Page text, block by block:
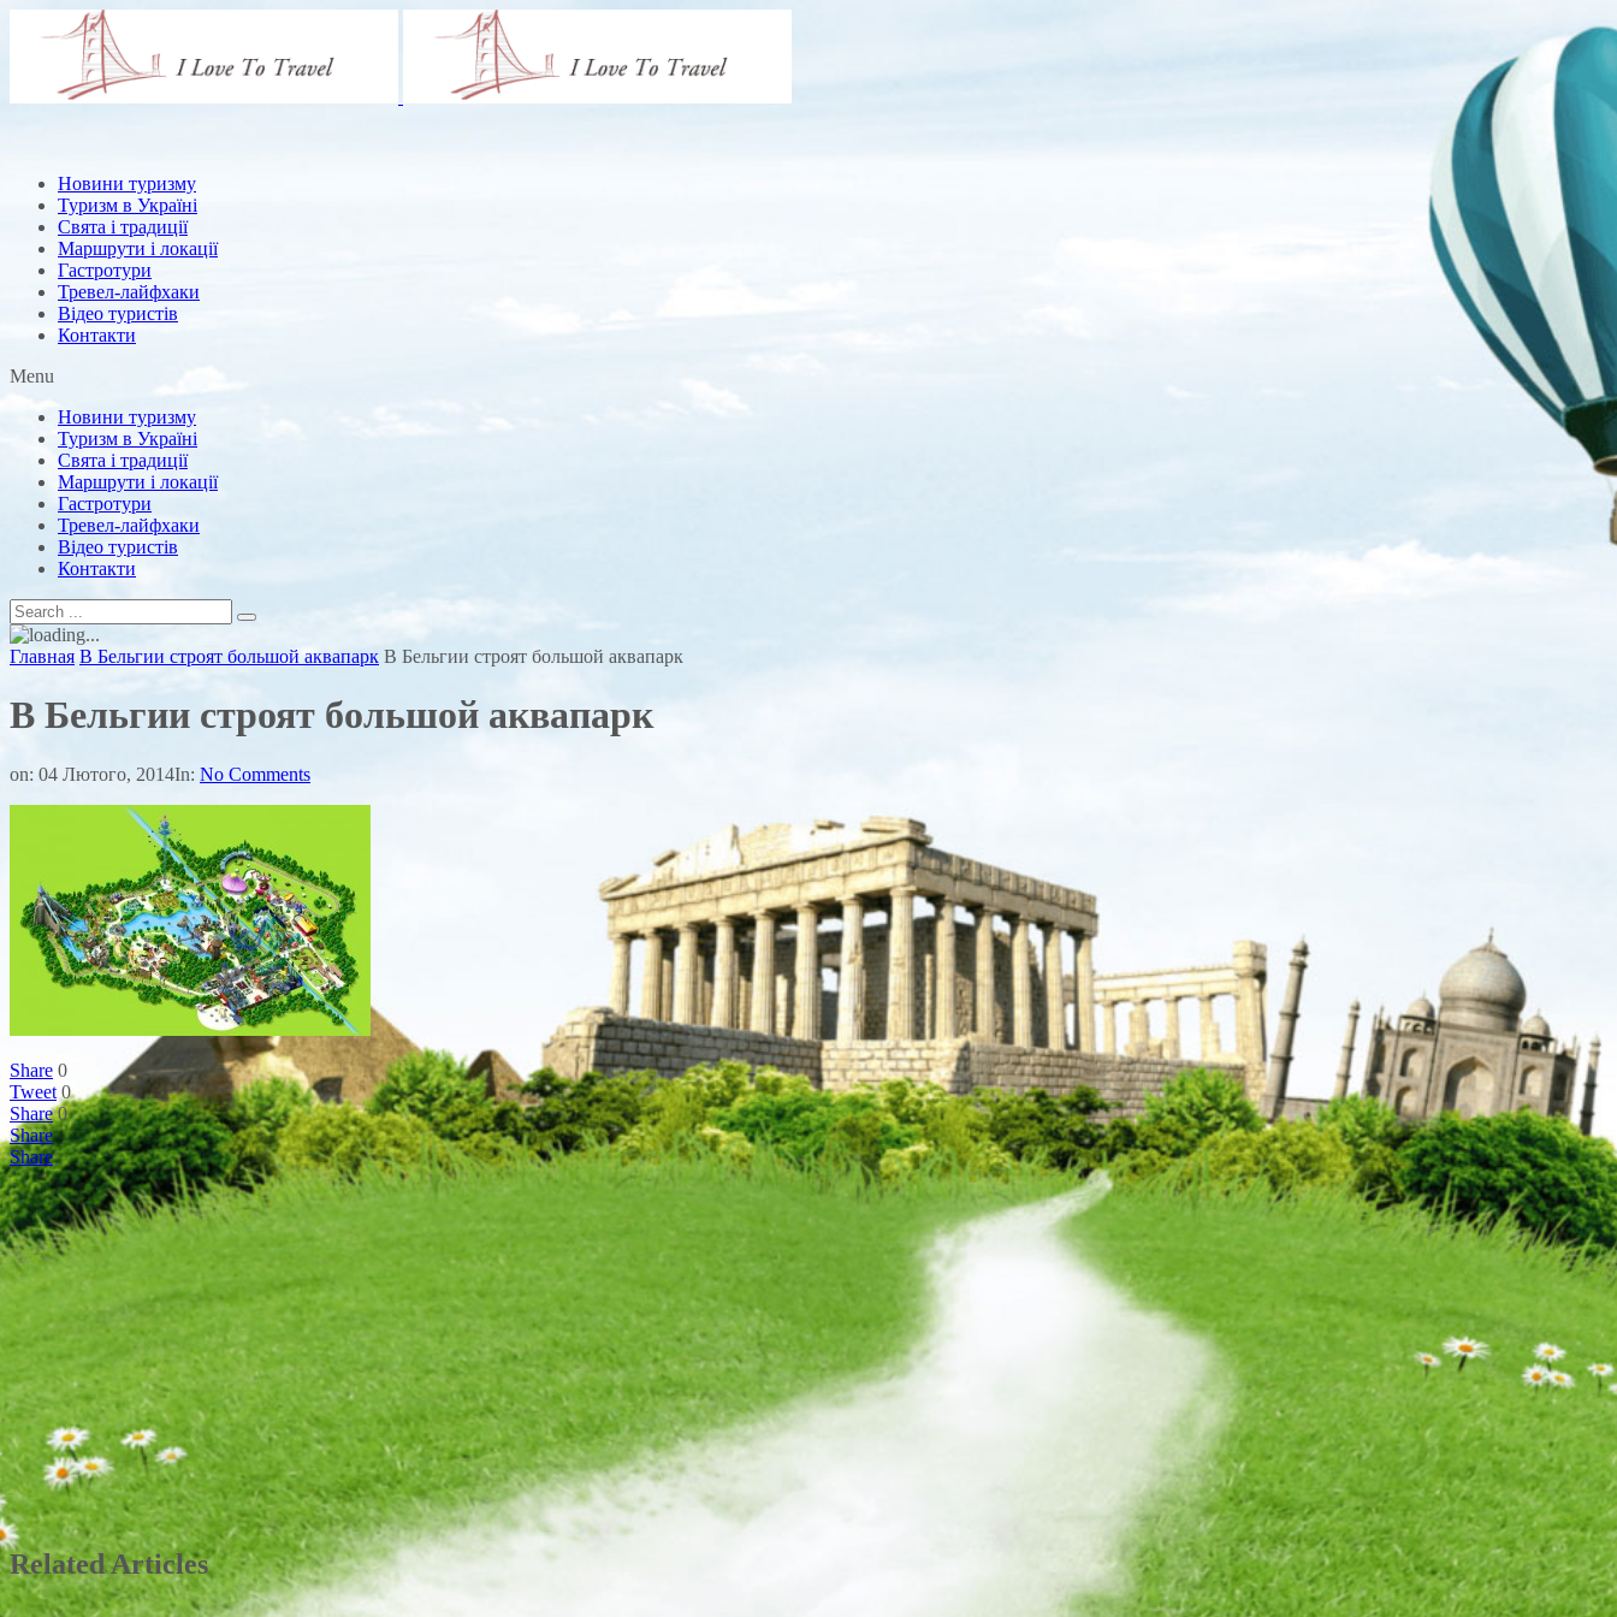
Новини туризму
Туризм в Україні
Свята і традиції
Маршрути і локації
Гастротури
Тревел-лайфхаки
Відео туристів
Контакти
Menu
Новини туризму
Туризм в Україні
Свята і традиції
Маршрути і локації
Гастротури
Тревел-лайфхаки
Відео туристів
Контакти
Главная В Бельгии строят большой аквапарк В Бельгии строят большой аквапарк
В Бельгии строят большой аквапарк
on: 04 Лютого, 2014In: No Comments
Share 0
Tweet 0
Share 0
Share
Share
Related Articles